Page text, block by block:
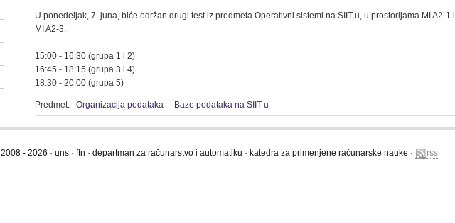
U ponedeljak, 7. juna, biće održan drugi test iz predmeta Operativni sistemi na SIIT-u, u prostorijama MI A2-1 i
MI A2-3.
15:00 - 16:30 (grupa 1 i 2)
16:45 - 18:15 (grupa 3 i 4)
18:30 - 20:00 (grupa 5)
Predmet: Organizacija podataka Baze podataka na SIIT-u
2008 - 2026 · uns · ftn · departman za računarstvo i automatiku · katedra za primenjene računarske nauke · rss